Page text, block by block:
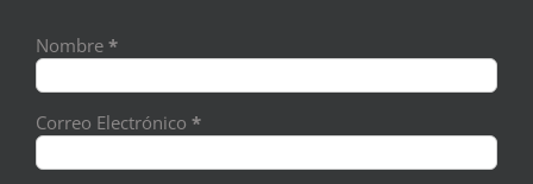
Nombre *
Correo Electrónico *